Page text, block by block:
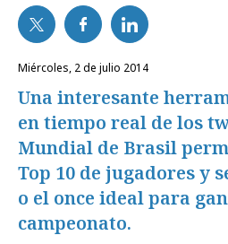
miércoles, 2 de julio 2014
Una interesante
en tiempo real de los
Mundial de Brasil
Top 10 de jugadores y
o el once ideal para
campeonato.